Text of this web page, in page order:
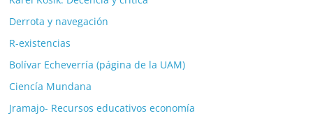
Derrota y navegación
R-existencias
Bolívar Echeverría (página de la UAM)
Ciencía Mundana
Jramajo- Recursos educativos economía